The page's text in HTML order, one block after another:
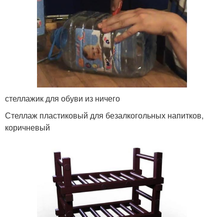
стеллажик для обуви из ничего
Стеллаж пластиковый для безалкогольных напитков,
коричневый